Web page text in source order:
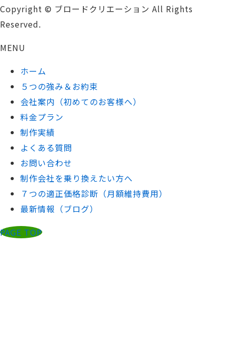
Copyright © ブロードクリエーション All Rights
Reserved.
MENU
ホーム
５つの強み＆お約束
会社案内（初めてのお客様へ）
料金プラン
制作実績
よくある質問
お問い合わせ
制作会社を乗り換えたい方へ
７つの適正価格診断（月額維持費用）
最新情報（ブログ）
PAGE TOP